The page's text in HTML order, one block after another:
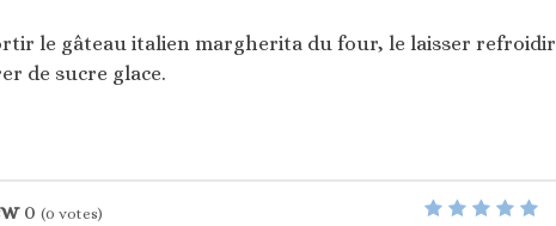
le gâteau italien margherita du four, le laisser refroidir
de sucre glace.
0 (0 votes)